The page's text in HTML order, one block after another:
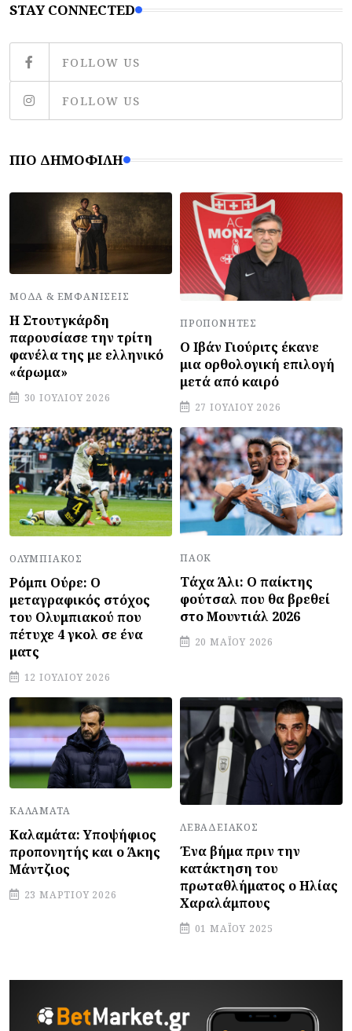
STAY CONNECTED
FOLLOW US
FOLLOW US
ΠΙΟ ΔΗΜΟΦΙΛΉ
ΜΌΔΑ & ΕΜΦΑΝΊΣΕΙΣ
Η Στουτγκάρδη
παρουσίασε την τρίτη
φανέλα της με ελληνικό
«άρωμα»
30 ΙΟΥΛΊΟΥ 2026
ΠΡΟΠΟΝΗΤΈΣ
Ο Ιβάν Γιούριτς έκανε
μια ορθολογική επιλογή
μετά από καιρό
27 ΙΟΥΛΊΟΥ 2026
ΟΛΥΜΠΙΑΚΌΣ
Ρόμπι Ούρε: Ο
μεταγραφικός στόχος
του Ολυμπιακού που
πέτυχε 4 γκολ σε ένα
ματς
12 ΙΟΥΛΊΟΥ 2026
ΠΑΟΚ
Τάχα Άλι: Ο παίκτης
φούτσαλ που θα βρεθεί
στο Μουντιάλ 2026
20 ΜΑΪ́ΟΥ 2026
ΚΑΛΑΜΆΤΑ
Καλαμάτα: Υποψήφιος
προπονητής και ο Άκης
Μάντζιος
23 ΜΑΡΤΊΟΥ 2026
ΛΕΒΑΔΕΙΑΚΌΣ
Ένα βήμα πριν την
κατάκτηση του
πρωταθλήματος ο Ηλίας
Χαραλάμπους
01 ΜΑΪ́ΟΥ 2025